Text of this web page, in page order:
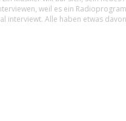
weil es ein
interviewt. Alle haben etwas